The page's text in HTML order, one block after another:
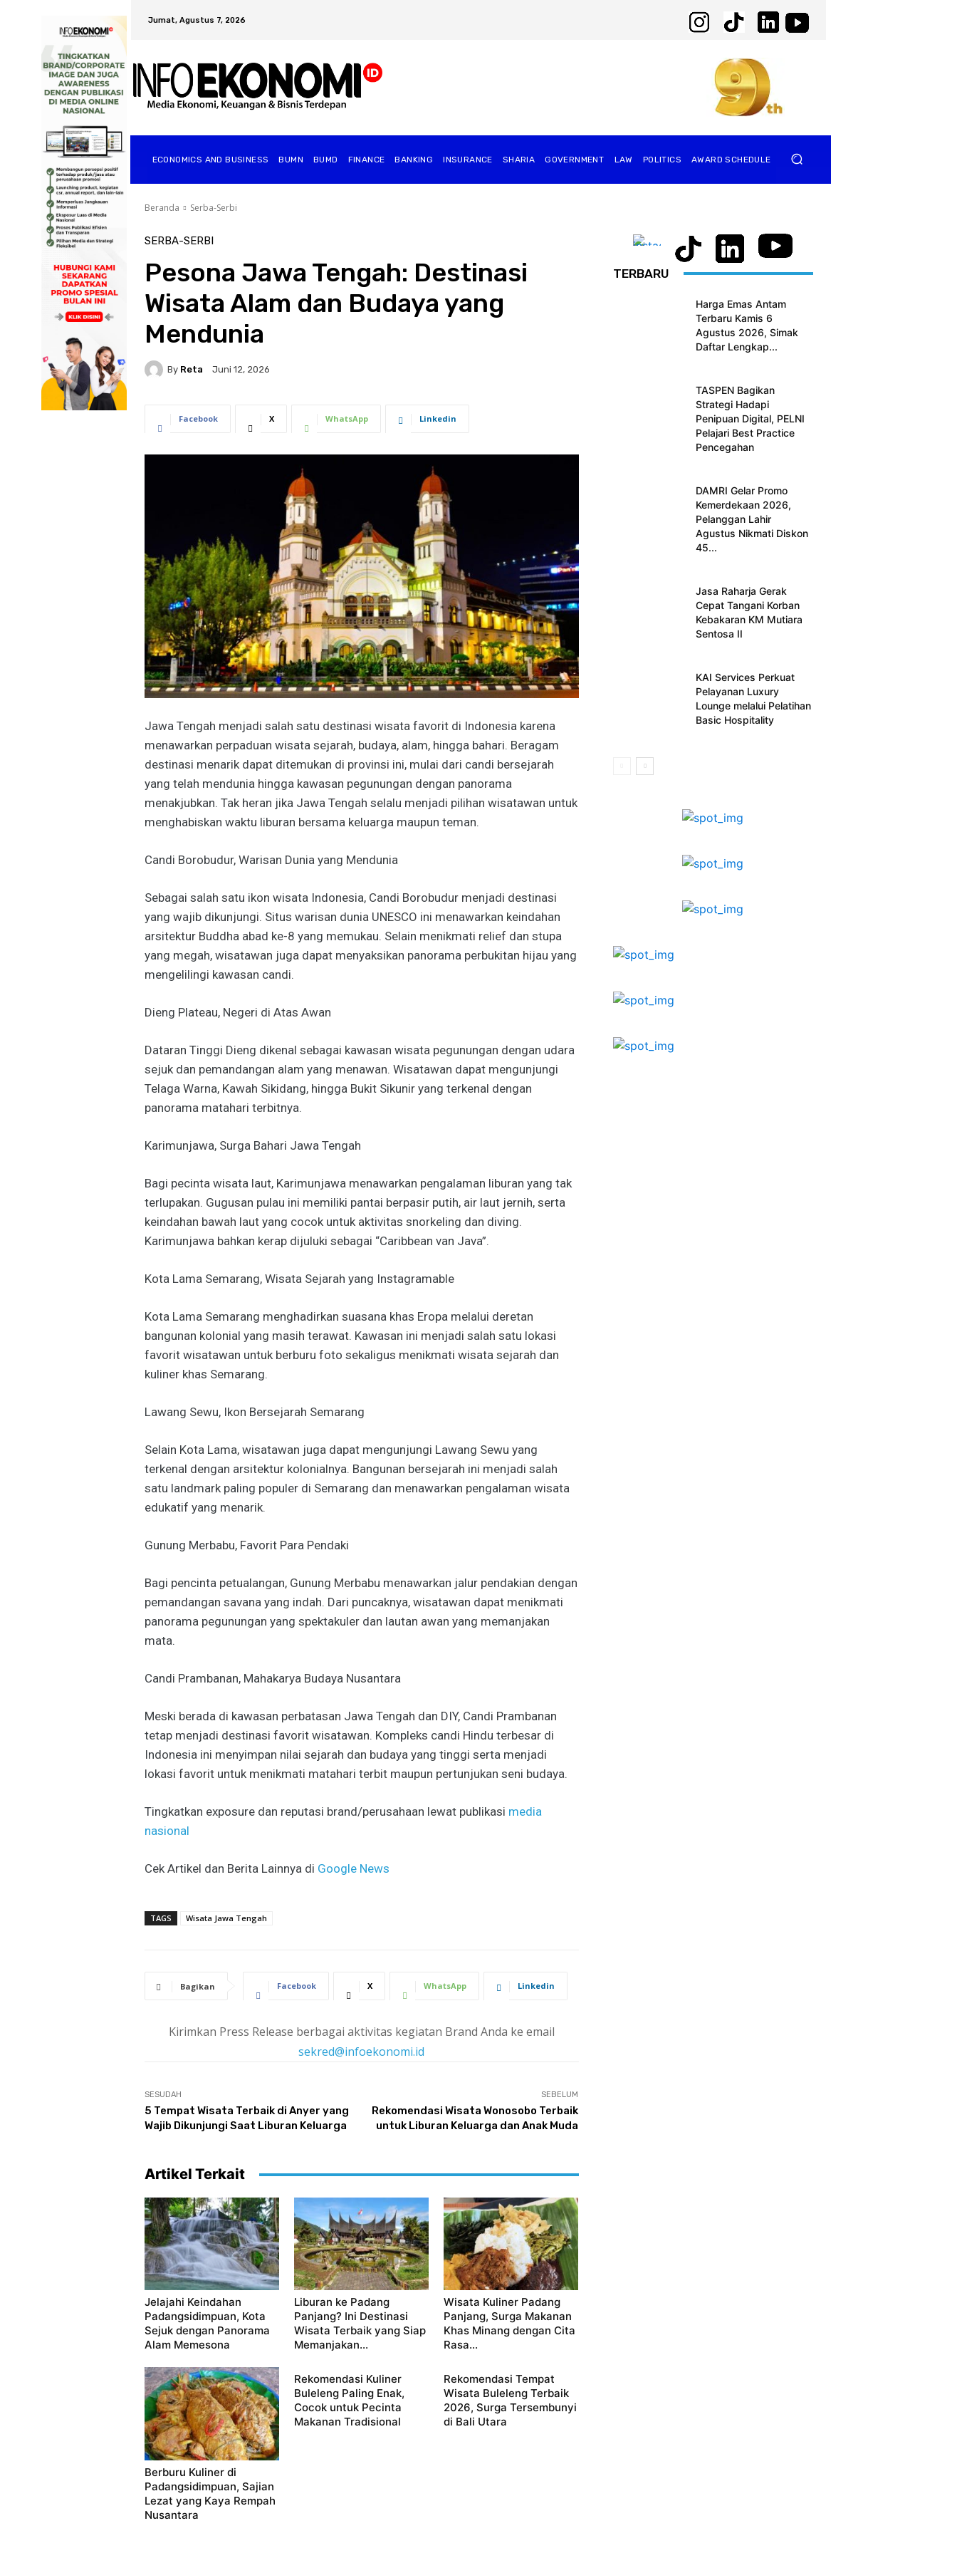
Jumat, Agustus 7, 2026
ECONOMICS AND BUSINESS BUMN BUMD FINANCE BANKING INSURANCE SHARIA GOVERNMENT ⁠LAW POLITICS AWARD SCHEDULE
Beranda Serba-Serbi
SERBA-SERBI
Pesona Jawa Tengah: Destinasi
Wisata Alam dan Budaya yang
Mendunia
By Reta Juni 12, 2026
Facebook X WhatsApp Linkedin
Jawa Tengah menjadi salah satu destinasi wisata favorit di Indonesia karena
menawarkan perpaduan wisata sejarah, budaya, alam, hingga bahari. Beragam
destinasi menarik dapat ditemukan di provinsi ini, mulai dari candi bersejarah
yang telah mendunia hingga kawasan pegunungan dengan panorama
menakjubkan. Tak heran jika Jawa Tengah selalu menjadi pilihan wisatawan untuk
menghabiskan waktu liburan bersama keluarga maupun teman.
Candi Borobudur, Warisan Dunia yang Mendunia
Sebagai salah satu ikon wisata Indonesia, Candi Borobudur menjadi destinasi
yang wajib dikunjungi. Situs warisan dunia UNESCO ini menawarkan keindahan
arsitektur Buddha abad ke-8 yang memukau. Selain menikmati relief dan stupa
yang megah, wisatawan juga dapat menyaksikan panorama perbukitan hijau yang
mengelilingi kawasan candi.
Dieng Plateau, Negeri di Atas Awan
Dataran Tinggi Dieng dikenal sebagai kawasan wisata pegunungan dengan udara
sejuk dan pemandangan alam yang menawan. Wisatawan dapat mengunjungi
Telaga Warna, Kawah Sikidang, hingga Bukit Sikunir yang terkenal dengan
panorama matahari terbitnya.
Karimunjawa, Surga Bahari Jawa Tengah
Bagi pecinta wisata laut, Karimunjawa menawarkan pengalaman liburan yang tak
terlupakan. Gugusan pulau ini memiliki pantai berpasir putih, air laut jernih, serta
keindahan bawah laut yang cocok untuk aktivitas snorkeling dan diving.
Karimunjawa bahkan kerap dijuluki sebagai “Caribbean van Java”.
Kota Lama Semarang, Wisata Sejarah yang Instagramable
Kota Lama Semarang menghadirkan suasana khas Eropa melalui deretan
bangunan kolonial yang masih terawat. Kawasan ini menjadi salah satu lokasi
favorit wisatawan untuk berburu foto sekaligus menikmati wisata sejarah dan
kuliner khas Semarang.
Lawang Sewu, Ikon Bersejarah Semarang
Selain Kota Lama, wisatawan juga dapat mengunjungi Lawang Sewu yang
terkenal dengan arsitektur kolonialnya. Bangunan bersejarah ini menjadi salah
satu landmark paling populer di Semarang dan menawarkan pengalaman wisata
edukatif yang menarik.
Gunung Merbabu, Favorit Para Pendaki
Bagi pencinta petualangan, Gunung Merbabu menawarkan jalur pendakian dengan
pemandangan savana yang indah. Dari puncaknya, wisatawan dapat menikmati
panorama pegunungan yang spektakuler dan lautan awan yang memanjakan
mata.
Candi Prambanan, Mahakarya Budaya Nusantara
Meski berada di kawasan perbatasan Jawa Tengah dan DIY, Candi Prambanan
tetap menjadi destinasi favorit wisatawan. Kompleks candi Hindu terbesar di
Indonesia ini menyimpan nilai sejarah dan budaya yang tinggi serta menjadi
lokasi favorit untuk menikmati matahari terbit maupun pertunjukan seni budaya.
Tingkatkan exposure dan reputasi brand/perusahaan lewat publikasi media
nasional
Cek Artikel dan Berita Lainnya di Google News
TAGS Wisata Jawa Tengah
Bagikan Facebook X WhatsApp Linkedin
Kirimkan Press Release berbagai aktivitas kegiatan Brand Anda ke email
sekred@infoekonomi.id
SESUDAH
5 Tempat Wisata Terbaik di Anyer yang
Wajib Dikunjungi Saat Liburan Keluarga
SEBELUM
Rekomendasi Wisata Wonosobo Terbaik
untuk Liburan Keluarga dan Anak Muda
Artikel Terkait
Jelajahi Keindahan
Padangsidimpuan, Kota
Sejuk dengan Panorama
Alam Memesona
Liburan ke Padang
Panjang? Ini Destinasi
Wisata Terbaik yang Siap
Memanjakan...
Wisata Kuliner Padang
Panjang, Surga Makanan
Khas Minang dengan Cita
Rasa...
Berburu Kuliner di
Padangsidimpuan, Sajian
Lezat yang Kaya Rempah
Nusantara
Rekomendasi Kuliner
Buleleng Paling Enak,
Cocok untuk Pecinta
Makanan Tradisional
Rekomendasi Tempat
Wisata Buleleng Terbaik
2026, Surga Tersembunyi
di Bali Utara
TERBARU
Harga Emas Antam
Terbaru Kamis 6
Agustus 2026, Simak
Daftar Lengkap...
TASPEN Bagikan
Strategi Hadapi
Penipuan Digital, PELNI
Pelajari Best Practice
Pencegahan
DAMRI Gelar Promo
Kemerdekaan 2026,
Pelanggan Lahir
Agustus Nikmati Diskon
45...
Jasa Raharja Gerak
Cepat Tangani Korban
Kebakaran KM Mutiara
Sentosa II
KAI Services Perkuat
Pelayanan Luxury
Lounge melalui Pelatihan
Basic Hospitality